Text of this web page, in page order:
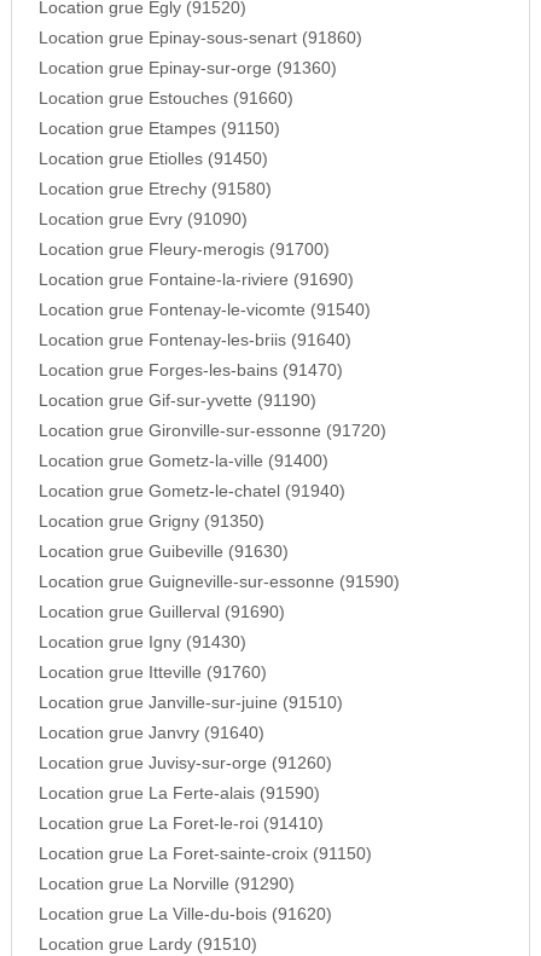
Location grue Egly (91520)
Location grue Epinay-sous-senart (91860)
Location grue Epinay-sur-orge (91360)
Location grue Estouches (91660)
Location grue Etampes (91150)
Location grue Etiolles (91450)
Location grue Etrechy (91580)
Location grue Evry (91090)
Location grue Fleury-merogis (91700)
Location grue Fontaine-la-riviere (91690)
Location grue Fontenay-le-vicomte (91540)
Location grue Fontenay-les-briis (91640)
Location grue Forges-les-bains (91470)
Location grue Gif-sur-yvette (91190)
Location grue Gironville-sur-essonne (91720)
Location grue Gometz-la-ville (91400)
Location grue Gometz-le-chatel (91940)
Location grue Grigny (91350)
Location grue Guibeville (91630)
Location grue Guigneville-sur-essonne (91590)
Location grue Guillerval (91690)
Location grue Igny (91430)
Location grue Itteville (91760)
Location grue Janville-sur-juine (91510)
Location grue Janvry (91640)
Location grue Juvisy-sur-orge (91260)
Location grue La Ferte-alais (91590)
Location grue La Foret-le-roi (91410)
Location grue La Foret-sainte-croix (91150)
Location grue La Norville (91290)
Location grue La Ville-du-bois (91620)
Location grue Lardy (91510)